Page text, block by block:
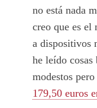
no está nada
creo que es el
a dispositivos
he leído
modestos
179,50 euros